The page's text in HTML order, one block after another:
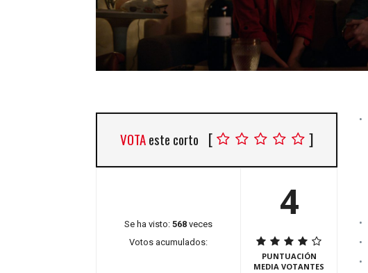
VOTAeste corto [ ]
Se ha visto: 568 veces
Votos acumulados:
4
PUNTUACIÓN
MEDIA VOTANTES